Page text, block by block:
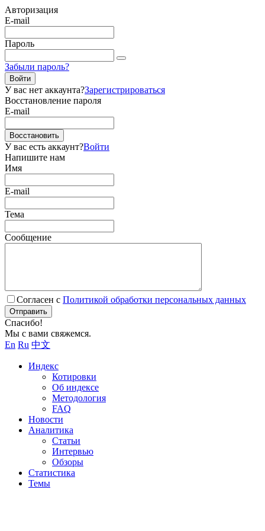
Авторизация
E-mail
Пароль
Забыли пароль?
Войти
У вас нет аккаунта?Зарегистрироваться
Восстановление пароля
E-mail
Восстановить
У вас есть аккаунт?Войти
Напишите нам
Имя
E-mail
Тема
Сообщение
Согласен с Политикой обработки персональных данных
Отправить
Спасибо!
Мы с вами свяжемся.
En Ru 中文
Индекс
Котировки
Об индексе
Методология
FAQ
Новости
Аналитика
Статьи
Интервью
Обзоры
Статистика
Темы